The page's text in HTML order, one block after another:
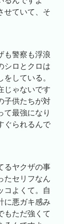
せていて、そ
も警察も浮浪
シロとクロは
している。
じゃないです
子供たちが対
て最強になり
ぐられるんで
るヤクザの事
たセリフなん
コよくて。自
に悪ガキ感み
もただ強くて